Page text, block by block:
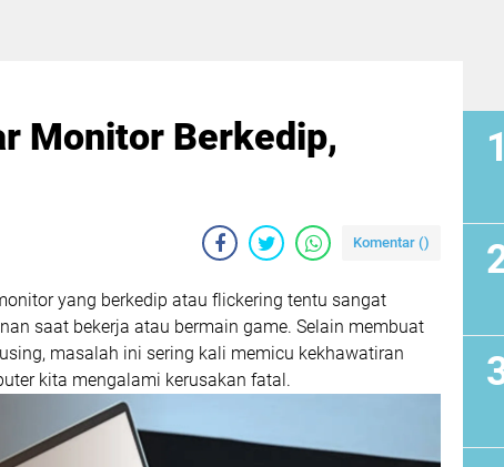
Monitor Berkedip,
Komentar ()
yang berkedip atau flickering tentu sangat
saat bekerja atau bermain game. Selain membuat
masalah ini sering kali memicu kekhawatiran
kita mengalami kerusakan fatal.